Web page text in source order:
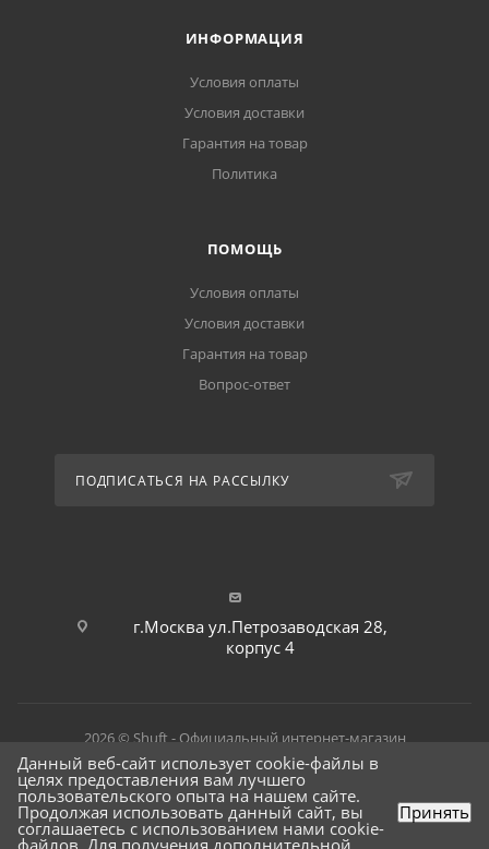
ИНФОРМАЦИЯ
Условия оплаты
Условия доставки
Гарантия на товар
Политика
ПОМОЩЬ
Условия оплаты
Условия доставки
Гарантия на товар
Вопрос-ответ
ПОДПИСАТЬСЯ НА РАССЫЛКУ
г.Москва ул.Петрозаводская 28,
корпус 4
2026 © Shuft - Официальный интернет-магазин
Данный веб-сайт использует cookie-файлы в
целях предоставления вам лучшего
пользовательского опыта на нашем сайте.
Продолжая использовать данный сайт, вы
соглашаетесь с использованием нами cookie-
файлов. Для получения дополнительной
Принять